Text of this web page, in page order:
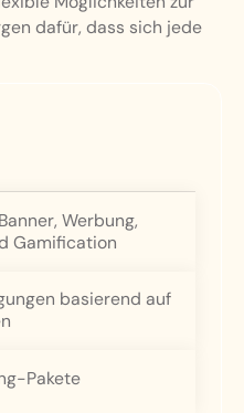
dafür, dass sich jede
Werbung,
Gamification
basierend auf
Pakete